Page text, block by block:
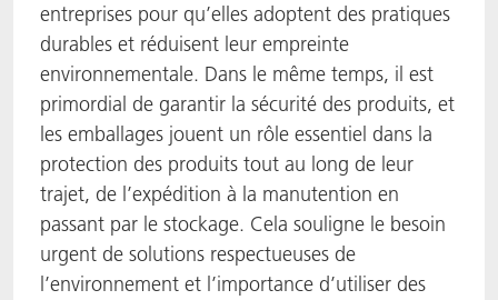
entreprises pour qu’elles adoptent des pratiques
durables et réduisent leur empreinte
environnementale. Dans le même temps, il est
primordial de garantir la sécurité des produits, et
les emballages jouent un rôle essentiel dans la
protection des produits tout au long de leur
trajet, de l’expédition à la manutention en
passant par le stockage. Cela souligne le besoin
urgent de solutions respectueuses de
l’environnement et l’importance d’utiliser des
MotionCoat
PakSafe
PROVALIN
WESSCO